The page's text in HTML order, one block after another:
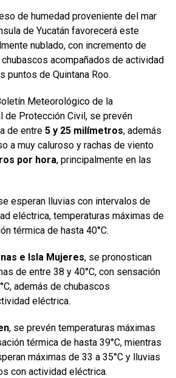
de humedad proveniente del mar
de Yucatán favorecerá este
nublado, con incremento de
acompañados de actividad
puntos de Quintana Roo.
Meteorológico de la
de Protección Civil, se prevén
de entre 5 y 25 milímetros, además
a muy caluroso y rachas de viento
por hora, principalmente en las
esperan lluvias con intervalos de
eléctrica, temperaturas máximas de
térmica de hasta 40°C.
e Isla Mujeres, se pronostican
de entre 38 y 40°C, con sensación
además de chubascos
eléctrica.
, se prevén temperaturas máximas
térmica de hasta 39°C, mientras
máximas de 33 a 35°C y lluvias
con actividad eléctrica.